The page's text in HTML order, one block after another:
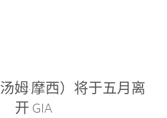
姆·摩西）将于五月离
开 GIA